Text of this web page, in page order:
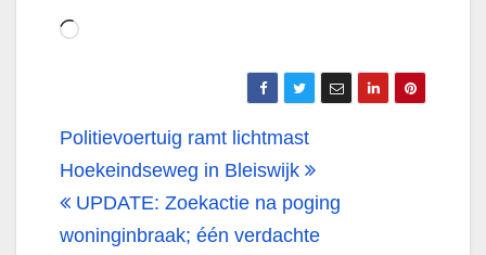
Aan
Bericht
navigatie
Politievoertuig ramt lichtmast
Hoekeindseweg in Bleiswijk
UPDATE: Zoekactie na poging
woninginbraak; één verdachte